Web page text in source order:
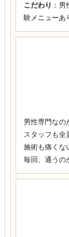
こだわり ：
験メニューあ
男性専門なの
スタッフも全
施術も痛くな
毎回、通うの